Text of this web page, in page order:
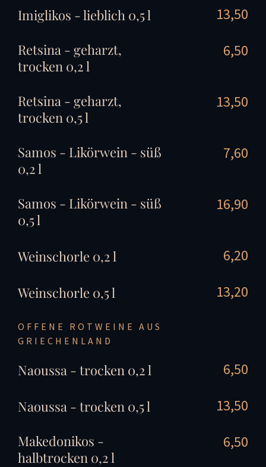
Imiglikos - lieblich 0,5 l 13,50
Retsina - geharzt,
trocken 0,2 l
6,50
Retsina - geharzt,
trocken 0,5 l
13,50
Samos - Likörwein - süß
0,2 l
7,60
Samos - Likörwein - süß
0,5 l
16,90
Weinschorle 0,2 l 6,20
Weinschorle 0,5 l 13,20
OFFENE ROTWEINE AUS
GRIECHENLAND
Naoussa - trocken 0,2 l 6,50
Naoussa - trocken 0,5 l 13,50
Makedonikos -
halbtrocken 0,2 l
6,50